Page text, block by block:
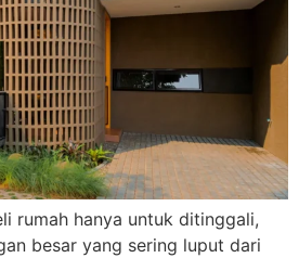
rumah hanya untuk ditinggali,
besar yang sering luput dari